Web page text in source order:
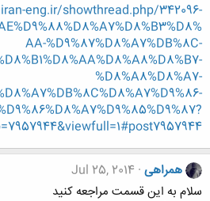
eng.ir/showthread.php/342096-
AA-%D9%87%D8%A7%DB%8C-
%D8%A8%D8%A7-
همراهی Jul 25, 2014
سلام به این قسمت مراجعه کنید